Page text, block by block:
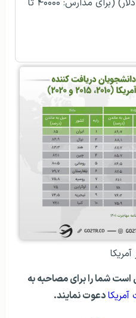
علاوه ۱۸۰۰۰ تا ۲۰۰۰۰ دلار) (برای مدارس: ۴۰۰۰۰ تا
است شما را برای مصاحبه به
دعوت نمایند.